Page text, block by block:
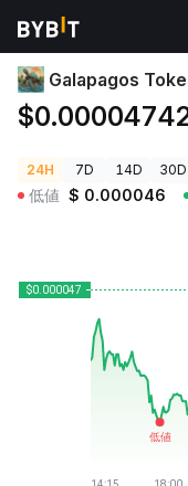
暗号資産価格
Galapagos
24H 7D 14D 30D
低値 $ 0.000046